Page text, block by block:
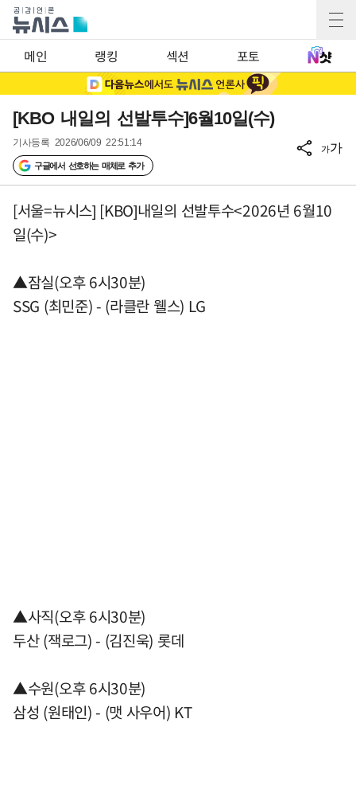
메인 랭킹 섹션 포토
[KBO 내일의 선발투수]6월10일(수)
기사등록 2026/06/09 22:51:14
구글에서 선호하는 매체로 추가
가가
[서울=뉴시스] [KBO]내일의 선발투수<2026년 6월10
일(수)>
▲잠실(오후 6시30분)
SSG (최민준) - (라클란 웰스) LG
▲사직(오후 6시30분)
두산 (잭로그) - (김진욱) 롯데
▲수원(오후 6시30분)
삼성 (원태인) - (맷 사우어) KT